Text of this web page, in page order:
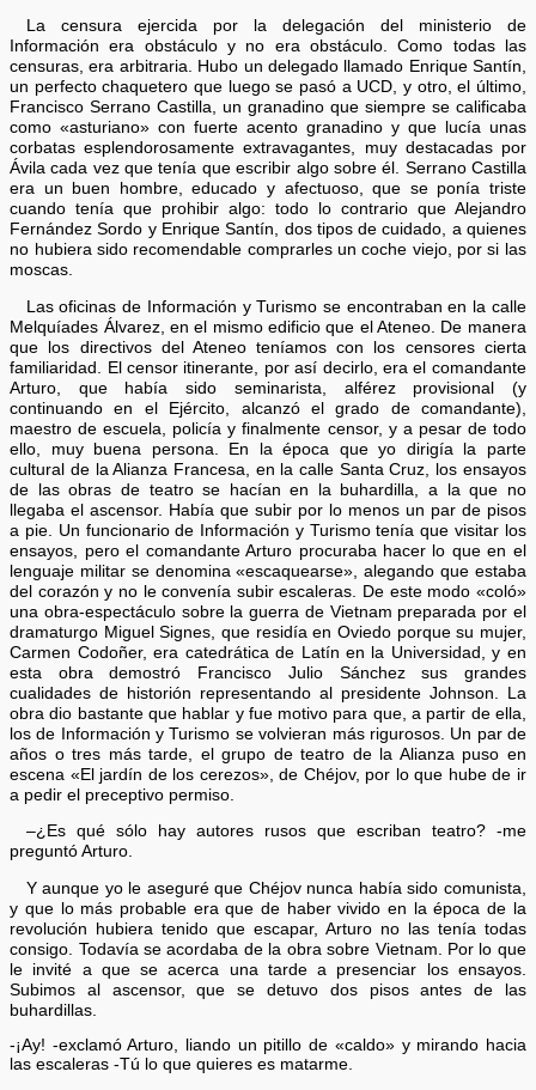
La censura ejercida por la delegación del ministerio de
Información era obstáculo y no era obstáculo. Como todas las
censuras, era arbitraria. Hubo un delegado llamado Enrique Santín,
un perfecto chaquetero que luego se pasó a UCD, y otro, el último,
Francisco Serrano Castilla, un granadino que siempre se calificaba
como «asturiano» con fuerte acento granadino y que lucía unas
corbatas esplendorosamente extravagantes, muy destacadas por
Ávila cada vez que tenía que escribir algo sobre él. Serrano Castilla
era un buen hombre, educado y afectuoso, que se ponía triste
cuando tenía que prohibir algo: todo lo contrario que Alejandro
Fernández Sordo y Enrique Santín, dos tipos de cuidado, a quienes
no hubiera sido recomendable comprarles un coche viejo, por si las
moscas.
Las oficinas de Información y Turismo se encontraban en la calle
Melquíades Álvarez, en el mismo edificio que el Ateneo. De manera
que los directivos del Ateneo teníamos con los censores cierta
familiaridad. El censor itinerante, por así decirlo, era el comandante
Arturo, que había sido seminarista, alférez provisional (y
continuando en el Ejército, alcanzó el grado de comandante),
maestro de escuela, policía y finalmente censor, y a pesar de todo
ello, muy buena persona. En la época que yo dirigía la parte
cultural de la Alianza Francesa, en la calle Santa Cruz, los ensayos
de las obras de teatro se hacían en la buhardilla, a la que no
llegaba el ascensor. Había que subir por lo menos un par de pisos
a pie. Un funcionario de Información y Turismo tenía que visitar los
ensayos, pero el comandante Arturo procuraba hacer lo que en el
lenguaje militar se denomina «escaquearse», alegando que estaba
del corazón y no le convenía subir escaleras. De este modo «coló»
una obra-espectáculo sobre la guerra de Vietnam preparada por el
dramaturgo Miguel Signes, que residía en Oviedo porque su mujer,
Carmen Codoñer, era catedrática de Latín en la Universidad, y en
esta obra demostró Francisco Julio Sánchez sus grandes
cualidades de historión representando al presidente Johnson. La
obra dio bastante que hablar y fue motivo para que, a partir de ella,
los de Información y Turismo se volvieran más rigurosos. Un par de
años o tres más tarde, el grupo de teatro de la Alianza puso en
escena «El jardín de los cerezos», de Chéjov, por lo que hube de ir
a pedir el preceptivo permiso.
–¿Es qué sólo hay autores rusos que escriban teatro? -me
preguntó Arturo.
Y aunque yo le aseguré que Chéjov nunca había sido comunista,
y que lo más probable era que de haber vivido en la época de la
revolución hubiera tenido que escapar, Arturo no las tenía todas
consigo. Todavía se acordaba de la obra sobre Vietnam. Por lo que
le invité a que se acerca una tarde a presenciar los ensayos.
Subimos al ascensor, que se detuvo dos pisos antes de las
buhardillas.
-¡Ay! -exclamó Arturo, liando un pitillo de «caldo» y mirando hacia
las escaleras -Tú lo que quieres es matarme.